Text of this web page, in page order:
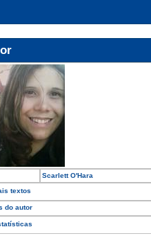
Scarlett O'Hara
textos
do autor